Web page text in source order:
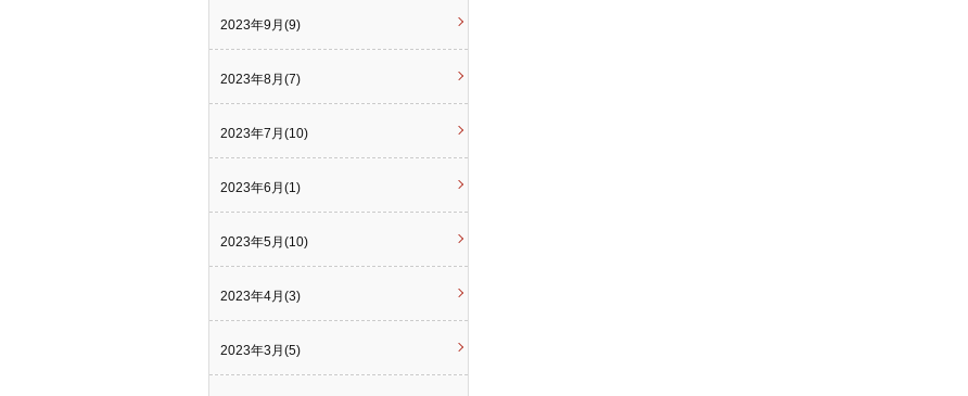
2023年9月(9)
2023年8月(7)
2023年7月(10)
2023年6月(1)
2023年5月(10)
2023年4月(3)
2023年3月(5)